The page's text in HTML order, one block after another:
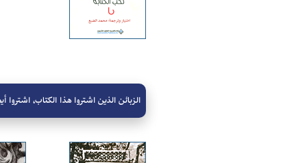
الزبائن الذين اشتروا هذا الكتاب، اشتروا